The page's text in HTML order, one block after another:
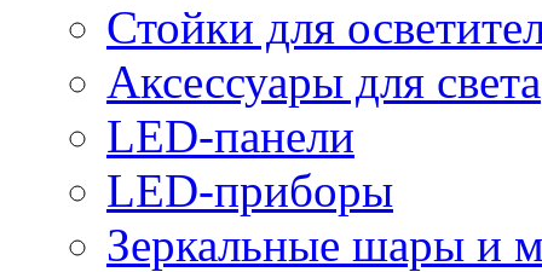
Стойки для
Аксессуары для света
LED-панели
LED-приборы
Зеркальные шары и